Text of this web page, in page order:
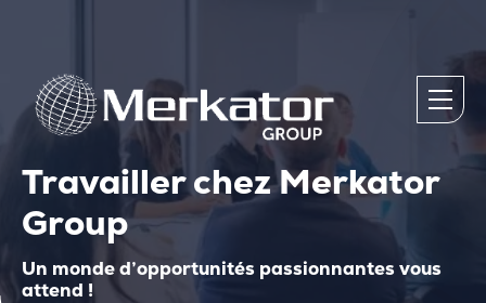
Travailler chez Merkator
Group
Un monde d’opportunités passionnantes vous
attend !